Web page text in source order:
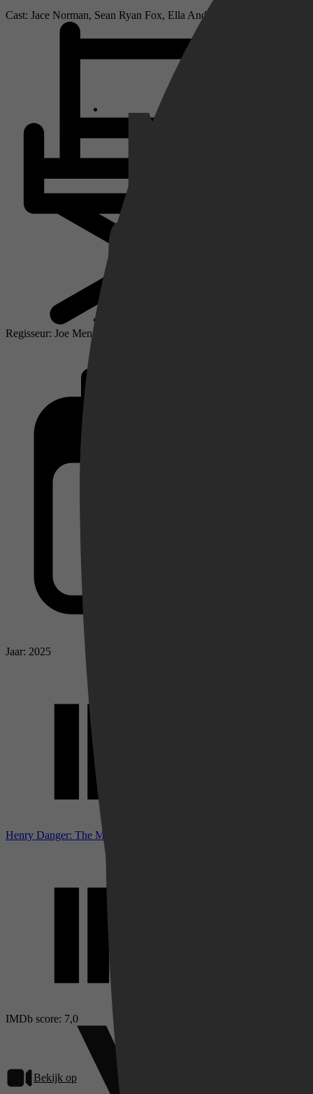
Cast: Jace Norman, Sean Ryan Fox, Ella Anderson
Regisseur: Joe Menendez
Jaar: 2025
Henry Danger: The Movie bij IMDb
IMDb score: 7,0
Bekijk op